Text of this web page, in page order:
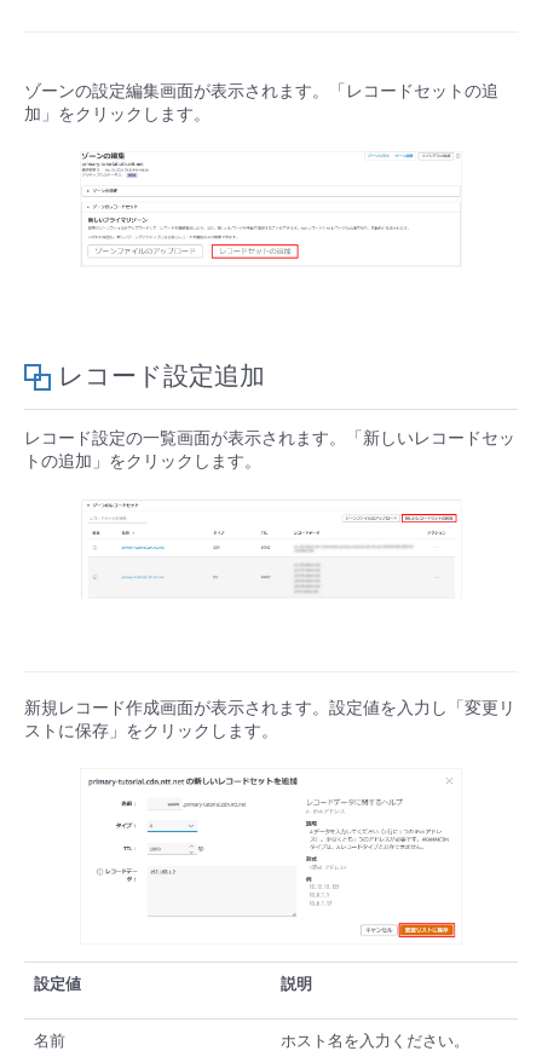
- Flexible InterConnect
- Flexible Remote Access
- vUTM2
ゾーンの設定編集画面が表示されます。「レコードセットの追
加」をクリックします。
レコード設定追加
レコード設定の一覧画面が表示されます。「新しいレコードセッ
トの追加」をクリックします。
新規レコード作成画面が表示されます。設定値を入力し「変更リ
ストに保存」をクリックします。
設定値 説明
名前 ホスト名を入力ください。